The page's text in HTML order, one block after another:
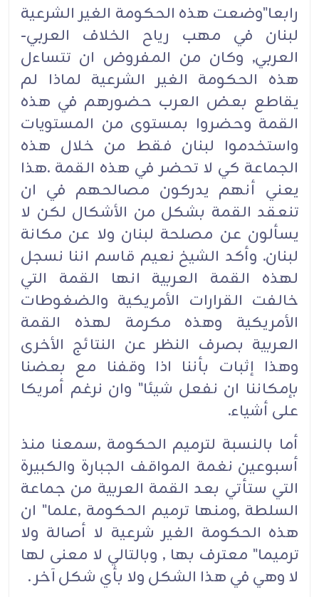
رابعا"وضعت هذه الحكومة الغير الشرعية
لبنان في مهب رياح الخلاف العربي-
العربي, وكان من المفروض ان تتساءل
هذه الحكومة الغير الشرعية لماذا لم
يقاطع بعض العرب حضورهم في هذه
القمة وحضروا بمستوى من المستويات
واستخدموا لبنان فقط من خلال هذه
الجماعة كي لا تحضر في هذه القمة .هذا
يعني أنهم يدركون مصالحهم في ان
تنعقد القمة بشكل من الأشكال لكن لا
يسألون عن مصلحة لبنان ولا عن مكانة
لبنان. وأكد الشيخ نعيم قاسم اننا نسجل
لهذه القمة العربية انها القمة التي
خالفت القرارات الأمريكية والضغوطات
الأمريكية وهذه مكرمة لهذه القمة
العربية بصرف النظر عن النتائج الأخرى
وهذا إثبات بأننا اذا وقفنا مع بعضنا
بإمكاننا ان نفعل شيئا" وان نرغم أمريكا
على أشياء.
أما بالنسبة لترميم الحكومة ,سمعنا منذ
أسبوعين نغمة المواقف الجبارة والكبيرة
التي ستأتي بعد القمة العربية من جماعة
السلطة ,ومنها ترميم الحكومة ,علما" ان
هذه الحكومة الغير شرعية لا أصالة ولا
ترميما" معترف بها , وبالتالي لا معنى لها
لا وهي في هذا الشكل ولا بأي شكل آخر .